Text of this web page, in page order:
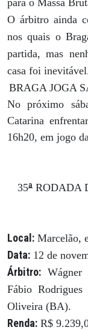
para o Massa
O árbitro ainda
nos quais o
partida, mas
casa foi
BRAGA JOGA
No próximo
Catarina
16h20, em jogo
35ª RODADA
Local: Marcelão,
Data: 12 de
Árbitro:
Fábio
Oliveira (BA).
Renda: R$